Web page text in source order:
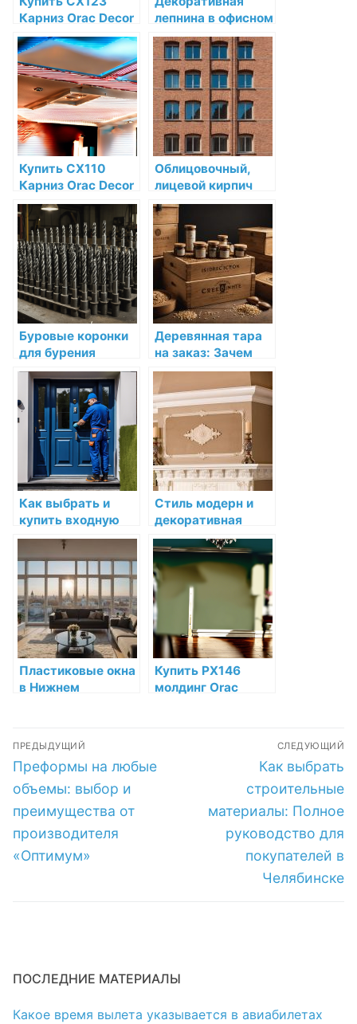
Карниз Orac Decor
Дюрополимер
Orac Decor по
низкой цене в
интернет-
магазине
лепнина в офисном
интерьере:
примеры
реализации
Купить CX110
Карниз Orac Decor
Дюрополимер
Orac Decor по
низкой цене в
интернет-
магазине
Облицовочный,
лицевой кирпич
для фасада:
купить недорого в
Челябинске
Буровые коронки
для бурения
скважин: как
выбрать и купить
оптимальный
инструмент
Деревянная тара
на заказ: Зачем
выбирать
натуральный
материал для
упаковки?
Как выбрать и
купить входную
дверь в Пензе с
установкой
Стиль модерн и
декоративная
лепнина:
воплощение
новаторства
Пластиковые окна
в Нижнем
Купить PX146
молдинг Orac
магазине
Навигация
по
записям
ПРЕДЫДУЩИЙ
Предыдущая
запись:
Преформы на любые
объемы: выбор и
преимущества от
производителя
«Оптимум»
СЛЕДУЮЩИЙ
Следующая
запись:
Как выбрать
строительные
материалы: Полное
руководство для
покупателей в
Челябинске
ПОСЛЕДНИЕ МАТЕРИАЛЫ
Какое время вылета указывается в авиабилетах